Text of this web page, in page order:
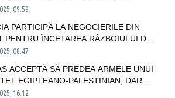
FÂȘIA GAZA
09:59
PARTICIPĂ LA NEGOCIERILE DIN
PENTRU ÎNCETAREA RĂZBOIULUI DIN
08:47
ACCEPTĂ SĂ PREDEA ARMELE UNUI
EGIPTEANO-PALESTINIAN, DAR
CONDUCEREA INTERNAȚIONALĂ
16:12